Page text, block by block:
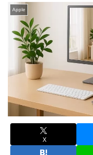
Apple
X